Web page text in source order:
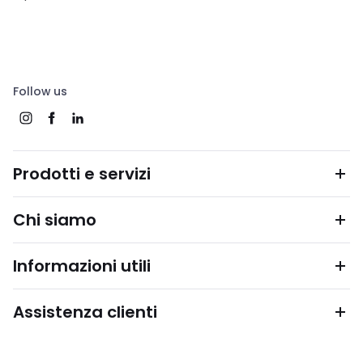
Follow us
Prodotti e servizi
Chi siamo
Informazioni utili
Assistenza clienti